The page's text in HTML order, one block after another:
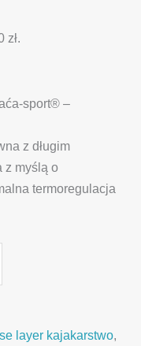
zł.
sport® –
z długim
z myślą o
termoregulacja
layer kajakarstwo,